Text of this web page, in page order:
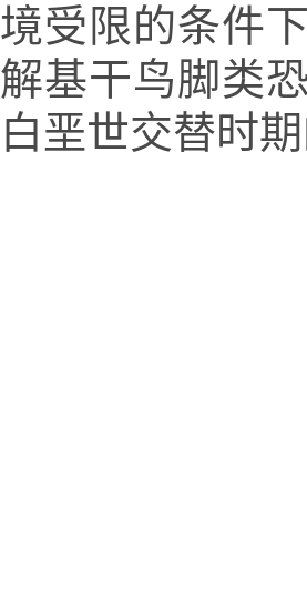
境受限的条件
解基干鸟脚类
白垩世交替时